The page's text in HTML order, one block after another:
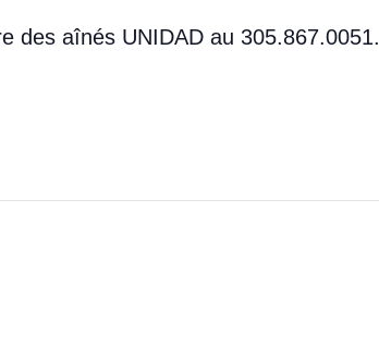
des aînés UNIDAD au 305.867.0051.